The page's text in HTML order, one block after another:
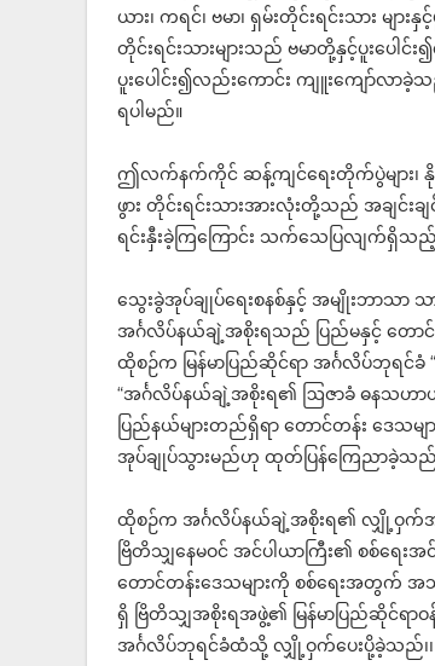
ယား၊ ကရင်၊ ဗမာ၊ ရှမ်းတိုင်းရင်းသား များ
တိုင်းရင်းသားများသည် ဗမာတို့နှင့်ပူးပေါ
ပူးပေါင်း၍လည်းကောင်း ကျူးကျော်လ
ရပါမည်။
ဤလက်နက်ကိုင် ဆန့်ကျင်ရေးတိုက်ပွဲများ၊ နို
ဖွား တိုင်းရင်းသားအားလုံးတို့သည် အချင်းခ
ရင်းနှီးခဲ့ကြကြောင်း သက်သေပြလျက်ရှိသ
သွေးခွဲအုပ်ချုပ်ရေးစနစ်နှင့် အမျိုးဘာသာ သာ
အင်္ဂလိပ်နယ်ချဲ့အစိုးရသည် ပြည်မနှင့် တောင်တ
ထိုစဉ်က မြန်မာပြည်ဆိုင်ရာ အင်္ဂလိပ်ဘုရင်ခံ
“အင်္ဂလိပ်နယ်ချဲ့အစိုးရ၏ ဩဇာခံ ဓနသဟာယ
ပြည်နယ်များတည်ရှိရာ တောင်တန်း ဒေသ
အုပ်ချုပ်သွားမည်ဟု ထုတ်ပြန်ကြေညာခဲ့သ
ထိုစဉ်က အင်္ဂလိပ်နယ်ချဲ့အစိုးရ၏ လျှို့ဝှက်အ
ဗြိတိသျှနေမဝင် အင်ပါယာကြီး၏ စစ်ရေး
တောင်တန်းဒေသများကို စစ်ရေးအတွက်
ရှိ ဗြိတိသျှအစိုးရအဖွဲ့၏ မြန်မာပြည်ဆိုင်ရာဝ
အင်္ဂလိပ်ဘုရင်ခံထံသို့ လျှို့ဝှက်ပေးပို့ခဲ့သည်၊၊